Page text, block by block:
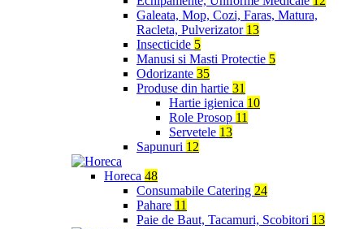
Galeata, Mop, Cozi, Faras, Matura,
Racleta, Pulverizator 13
Insecticide 5
Manusi si Masti Protectie 5
Odorizante 35
Produse din hartie 31
Hartie igienica 10
Role Prosop 11
Servetele 13
Sapunuri 12
Horeca 48
Consumabile Catering 24
Pahare 11
Paie de Baut, Tacamuri, Scobitori 13